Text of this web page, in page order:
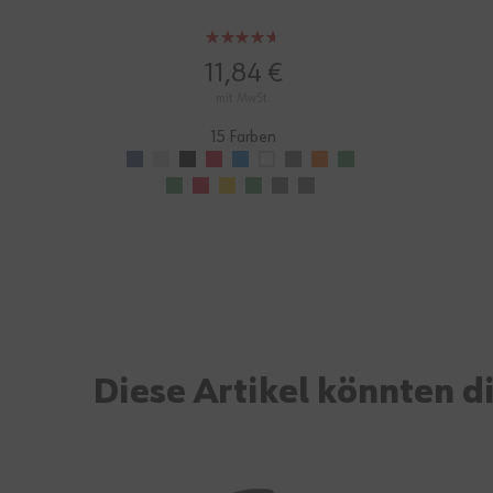
Bewertung:
93%
11,84 €
15 Farben
Diese Artikel könnten